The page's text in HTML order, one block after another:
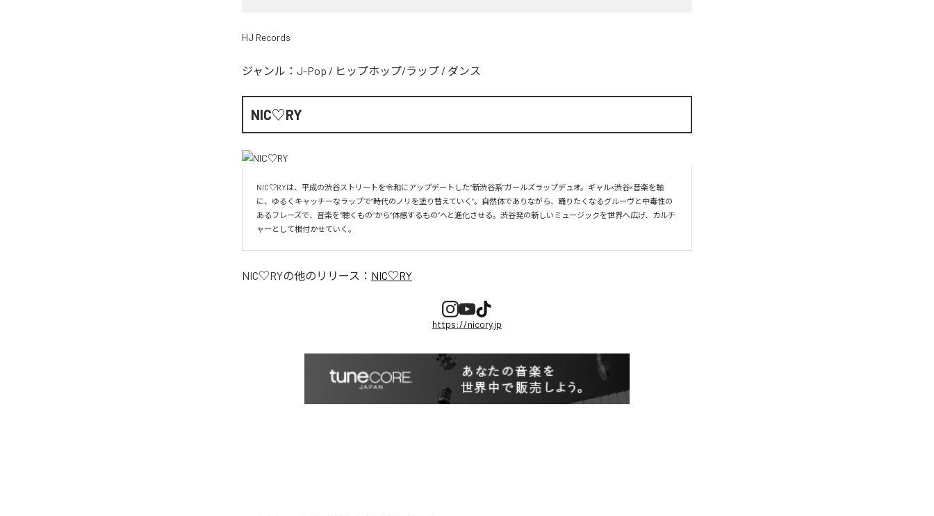
HJ Records
ジャンル： J-Pop / ヒップホップ/ラップ / ダンス
NIC♡RY
NIC♡RYは、平成の渋谷ストリートを令和にアップデートした“新渋谷系”ガールズラップデュオ。ギャル×渋谷×音楽を軸
に、ゆるくキャッチーなラップで“時代のノリを塗り替えていく”。自然体でありながら、踊りたくなるグルーヴと中毒性の
あるフレーズで、音楽を“聴くもの”から“体感するもの”へと進化させる。渋谷発の新しいミュージックを世界へ広げ、カルチ
ャーとして根付かせていく。
NIC♡RYの他のリリース： NIC♡RY
https://nicory.jp